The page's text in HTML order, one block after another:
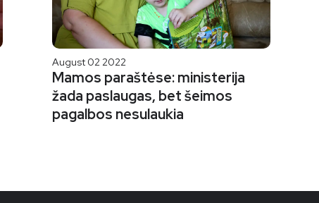
August 02 2022
Mamos paraštėse: ministerija
žada paslaugas, bet šeimos
pagalbos nesulaukia